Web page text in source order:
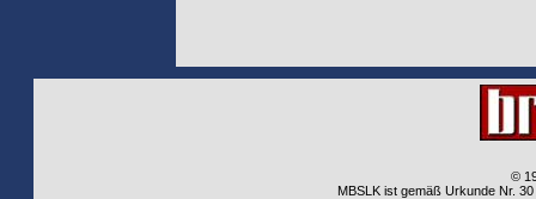
©
MBSLK ist gemäß Urkunde Nr.